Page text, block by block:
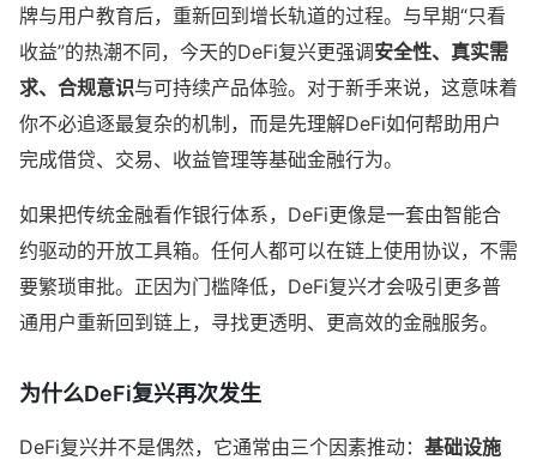
牌与用户教育后，重新回到增长轨道的过程。与早期“只看
收益”的热潮不同，今天的DeFi复兴更强调安全性、真实需
求、合规意识与可持续产品体验。对于新手来说，这意味着
你不必追逐最复杂的机制，而是先理解DeFi如何帮助用户
完成借贷、交易、收益管理等基础金融行为。
如果把传统金融看作银行体系，DeFi更像是一套由智能合
约驱动的开放工具箱。任何人都可以在链上使用协议，不需
要繁琐审批。正因为门槛降低，DeFi复兴才会吸引更多普
通用户重新回到链上，寻找更透明、更高效的金融服务。
为什么DeFi复兴再次发生
DeFi复兴并不是偶然，它通常由三个因素推动： 基础设施